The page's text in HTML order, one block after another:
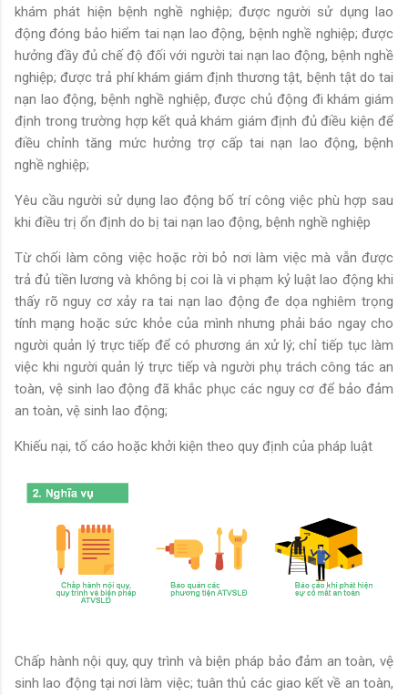
khám phát hiện bệnh nghề nghiệp; được người sử dụng lao
động đóng bảo hiểm tai nạn lao động, bệnh nghề nghiệp; được
hưởng đầy đủ chế độ đối với người tai nạn lao động, bệnh nghề
nghiệp; được trả phí khám giám định thương tật, bệnh tật do tai
nạn lao động, bệnh nghề nghiệp, được chủ động đi khám giám
định trong trường hợp kết quả khám giám định đủ điều kiện để
điều chỉnh tăng mức hưởng trợ cấp tai nạn lao động, bệnh
nghề nghiệp;
Yêu cầu người sử dụng lao động bố trí công việc phù hợp sau
khi điều trị ổn định do bị tai nạn lao động, bệnh nghề nghiệp
Từ chối làm công việc hoặc rời bỏ nơi làm việc mà vẫn được
trả đủ tiền lương và không bị coi là vi phạm kỷ luật lao động khi
thấy rõ nguy cơ xảy ra tai nạn lao động đe dọa nghiêm trọng
tính mạng hoặc sức khỏe của mình nhưng phải báo ngay cho
người quản lý trực tiếp để có phương án xử lý; chỉ tiếp tục làm
việc khi người quản lý trực tiếp và người phụ trách công tác an
toàn, vệ sinh lao động đã khắc phục các nguy cơ để bảo đảm
an toàn, vệ sinh lao động;
Khiếu nại, tố cáo hoặc khởi kiện theo quy định của pháp luật
Chấp hành nội quy, quy trình và biện pháp bảo đảm an toàn, vệ
sinh lao động tại nơi làm việc; tuân thủ các giao kết về an toàn,